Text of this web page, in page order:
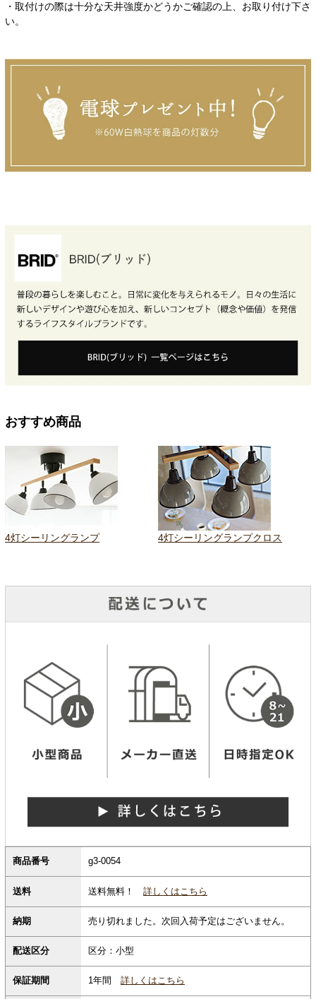
・取付けの際は十分な天井強度かどうかご確認の上、お取り付け下さ
い。
おすすめ商品
4灯シーリングランプ 4灯シーリングランプクロス
商品番号 g3-0054
送料 送料無料！ 詳しくはこちら
納期 売り切れました。次回入荷予定はございません。
配送区分 区分：小型
保証期間 1年間 詳しくはこちら